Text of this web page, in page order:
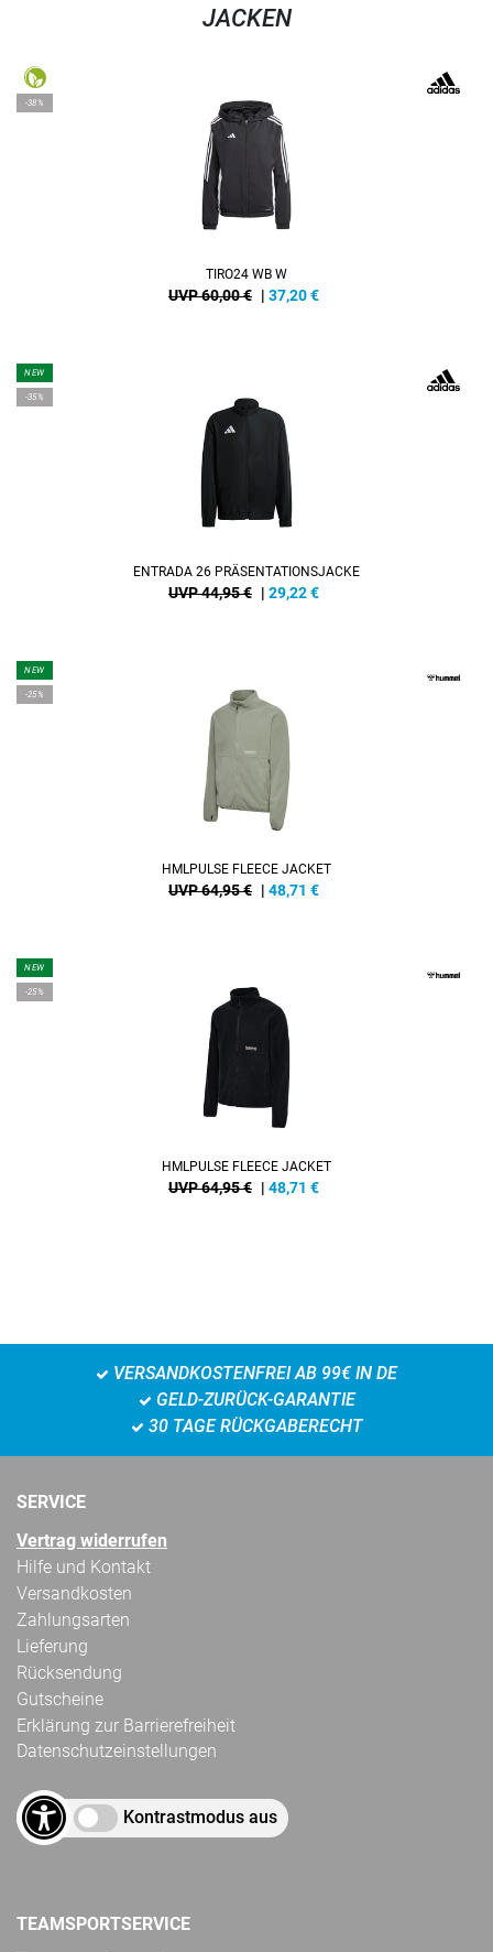
JACKEN
-38%
TIRO24 WB W
UVP 60,00 € | 37,20€
NEW
-35%
ENTRADA 26 PRÄSENTATIONSJACKE
UVP 44,95 € | 29,22€
NEW
-25%
HMLPULSE FLEECE JACKET
UVP 64,95 € | 48,71 €
NEW
-25%
HMLPULSE FLEECE JACKET
UVP 64,95 € | 48,71 €
VERSANDKOSTENFREI AB 99€ IN DE
GELD-ZURÜCK-GARANTIE
30 TAGE RÜCKGABERECHT
SERVICE
Vertrag widerrufen
Hilfe und Kontakt
Versandkosten
Zahlungsarten
Lieferung
Rücksendung
Gutscheine
Erklärung zur Barrierefreiheit
Datenschutzeinstellungen
Kontrastmodus aus
TEAMSPORTSERVICE